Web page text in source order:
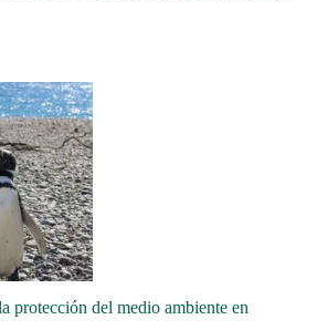
protección del medio ambiente en